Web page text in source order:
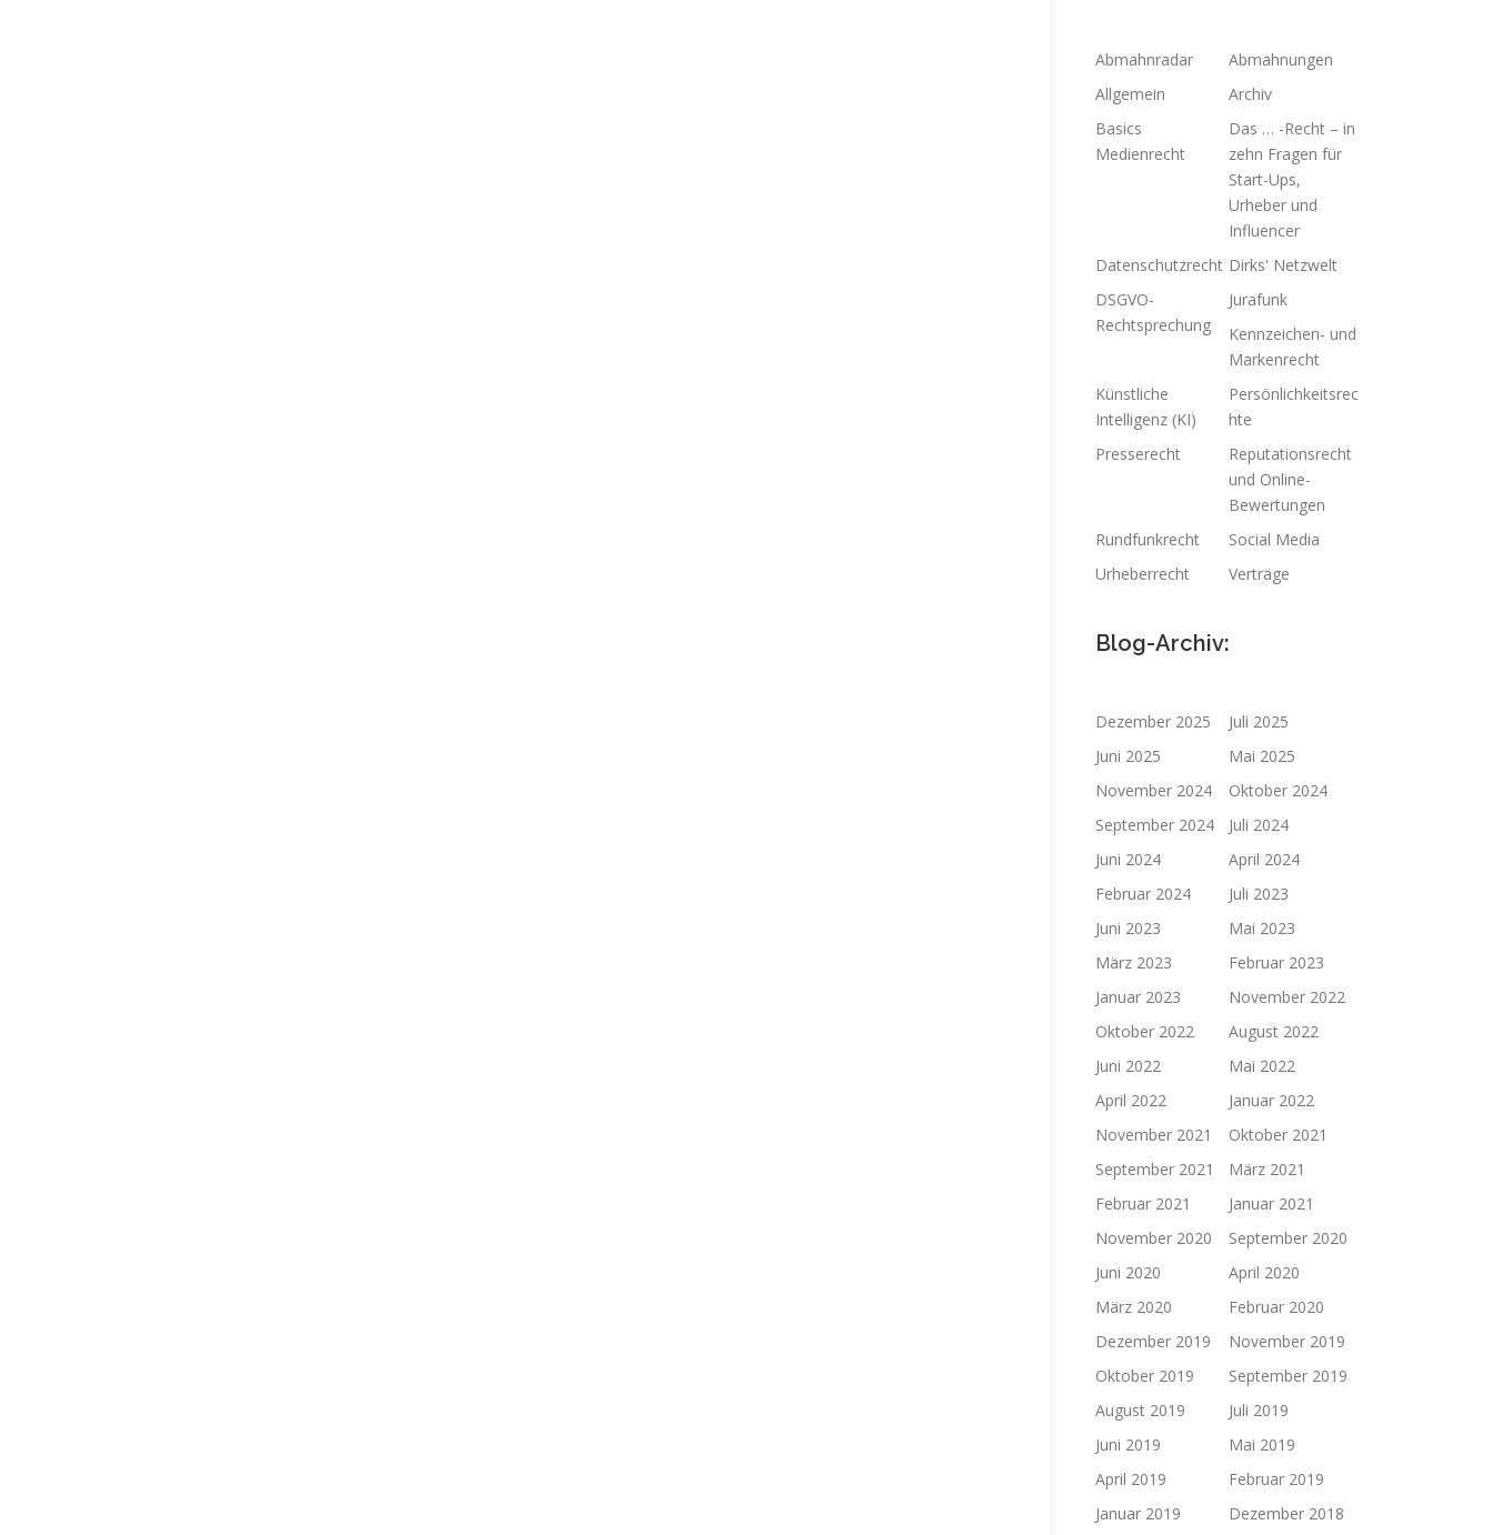
Abmahnradar
Abmahnungen
Allgemein
Archiv
Basics
Medienrecht
Das … -Recht – in
zehn Fragen für
Start-Ups,
Urheber und
Influencer
Datenschutzrecht Dirks' Netzwelt
DSGVO-
Rechtsprechung
Jurafunk
Kennzeichen- und
Markenrecht
Künstliche
Intelligenz (KI)
Persönlichkeitsrec
hte
Presserecht
Reputationsrecht
und Online-
Bewertungen
Rundfunkrecht
Social Media
Urheberrecht
Verträge
Blog-Archiv:
Dezember 2025
Juli 2025
Juni 2025
Mai 2025
November 2024
Oktober 2024
September 2024
Juli 2024
Juni 2024
April 2024
Februar 2024
Juli 2023
Juni 2023
Mai 2023
März 2023
Februar 2023
Januar 2023
November 2022
Oktober 2022
August 2022
Juni 2022
Mai 2022
April 2022
Januar 2022
November 2021
Oktober 2021
September 2021
März 2021
Februar 2021
Januar 2021
November 2020
September 2020
Juni 2020
April 2020
März 2020
Februar 2020
Dezember 2019
November 2019
Oktober 2019
September 2019
August 2019
Juli 2019
Juni 2019
Mai 2019
April 2019
Februar 2019
Januar 2019
Dezember 2018